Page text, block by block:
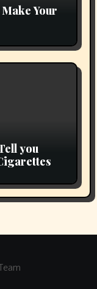
Your
you